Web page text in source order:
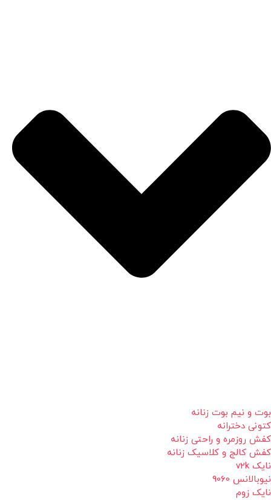
بوت و نیم بوت زنانه
کتونی دخترانه
کفش روزمره و راحتی زنانه
کفش کالج و کلاسیک زنانه
نایک v2k
نیوبالانس 9060
نایک زوم